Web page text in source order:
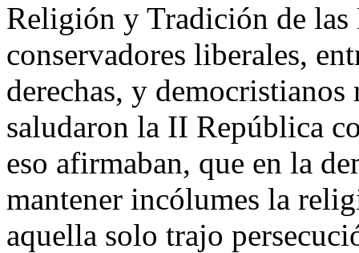
Religión y Tradición de las
conservadores liberales,
derechas, y
saludaron la II República
eso afirmaban, que en la
mantener incólumes la
aquella solo trajo